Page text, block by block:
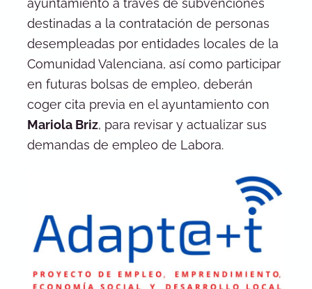
ayuntamiento a través de subvenciones
destinadas a la contratación de personas
desempleadas por entidades locales de la
Comunidad Valenciana, así como participar
en futuras bolsas de empleo, deberán
coger cita previa en el ayuntamiento con
Mariola Briz, para revisar y actualizar sus
demandas de empleo de Labora.